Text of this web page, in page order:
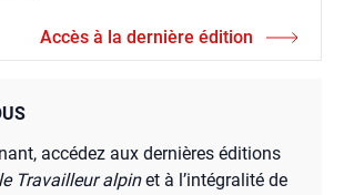
Accès à la dernière édition
accédez aux dernières éditions
le Travailleur alpinet à l’intégralité de